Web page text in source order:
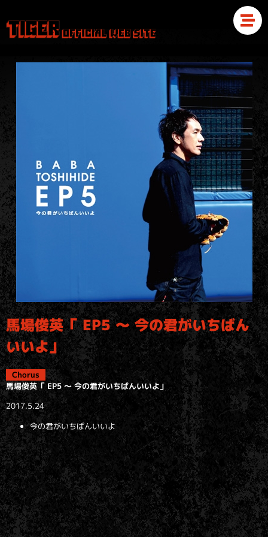
馬場俊英「 EP5 ～ 今の君がいちばん
いいよ」
Chorus
馬場俊英「 EP5 ～ 今の君がいちばんいいよ」
2017.5.24
今の君がいちばんいいよ